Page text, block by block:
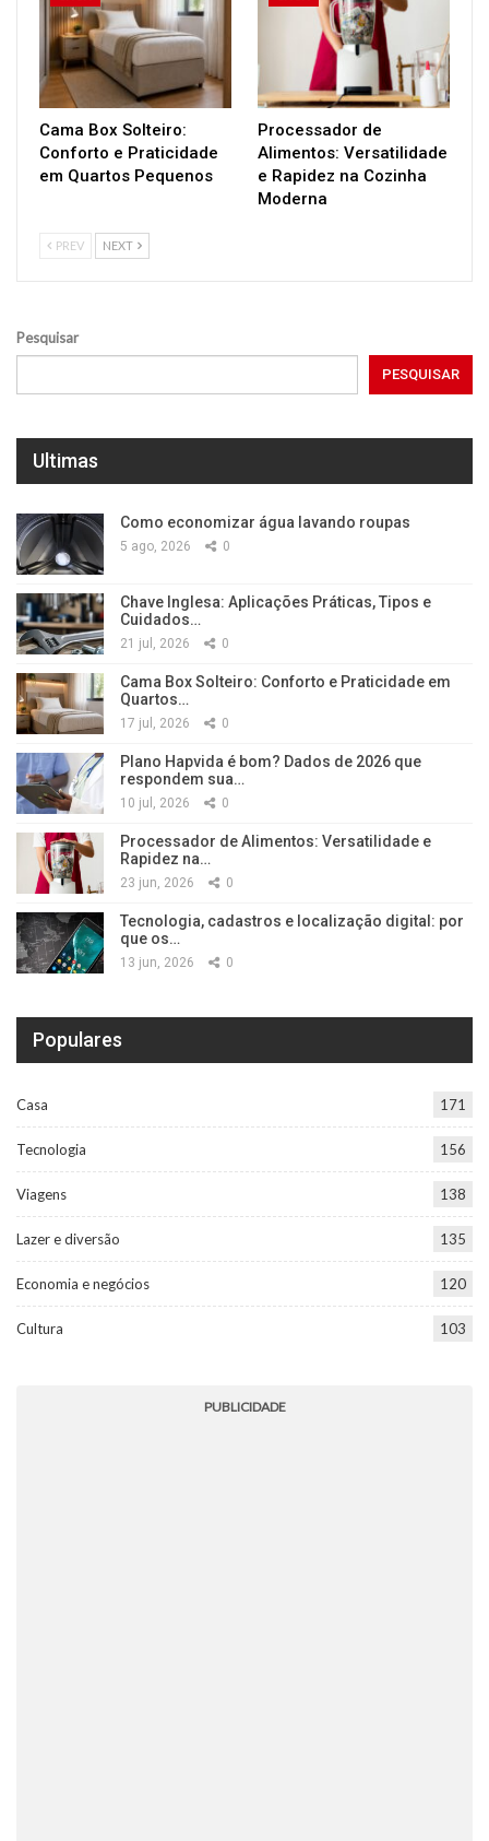
Cama Box Solteiro:
Conforto e Praticidade
em Quartos Pequenos
Processador de
Alimentos: Versatilidade
e Rapidez na Cozinha
Moderna
PREV NEXT
Pesquisar
PESQUISAR
Ultimas
Como economizar água lavando roupas
5 ago, 2026 0
Chave Inglesa: Aplicações Práticas, Tipos e
Cuidados…
21 jul, 2026 0
Cama Box Solteiro: Conforto e Praticidade em
Quartos…
17 jul, 2026 0
Plano Hapvida é bom? Dados de 2026 que
respondem sua…
10 jul, 2026 0
Processador de Alimentos: Versatilidade e
Rapidez na…
23 jun, 2026 0
Tecnologia, cadastros e localização digital: por
que os…
13 jun, 2026 0
Populares
Casa 171
Tecnologia 156
Viagens 138
Lazer e diversão 135
Economia e negócios 120
Cultura 103
PUBLICIDADE